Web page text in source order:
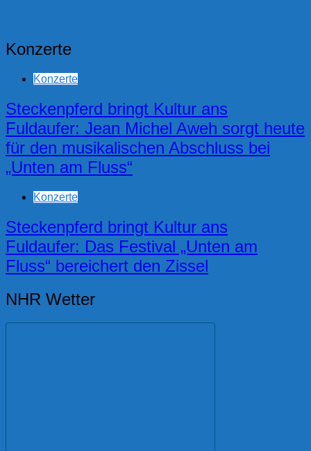
Konzerte
Konzerte
Steckenpferd bringt Kultur ans
Fuldaufer: Jean Michel Aweh sorgt heute
für den musikalischen Abschluss bei
„Unten am Fluss“
Konzerte
Steckenpferd bringt Kultur ans
Fuldaufer: Das Festival „Unten am
Fluss“ bereichert den Zissel
NHR Wetter